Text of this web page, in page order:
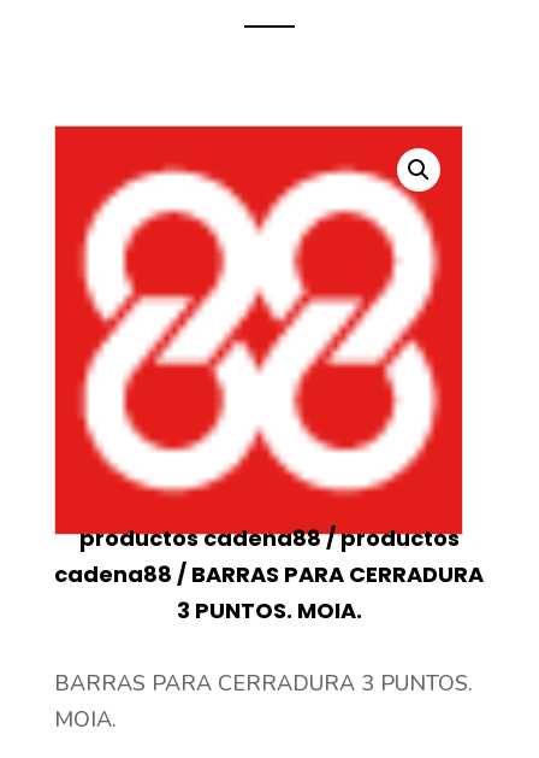
productos cadena88/productos
cadena88 / BARRAS PARA CERRADURA
3 PUNTOS. MOIA.
BARRAS PARA CERRADURA 3 PUNTOS.
MOIA.